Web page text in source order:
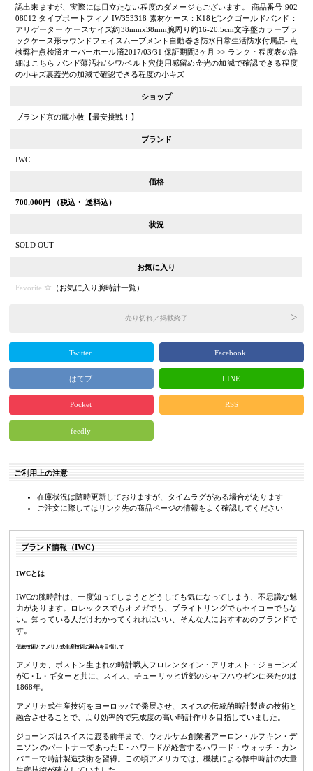
認出来ますが、実際には目立たない程度のダメージもございます。 商品番号 902
08012 タイプポートフィノ IW353318 素材ケース：K18ピンクゴールドバンド：
アリゲーター ケースサイズ約38mmx38mm腕周り約16-20.5cm文字盤カラーブラ
ックケース形ラウンドフェイスムーブメント自動巻き防水日常生活防水付属品- 点
検弊社点検済オーバーホール済2017/03/31 保証期間3ヶ月 >> ランク・程度表の詳
細はこちら バンド薄汚れ/シワ/ベルト穴使用感留め金光の加減で確認できる程度
の小キズ裏蓋光の加減で確認できる程度の小キズ
ショップ
ブランド京の蔵小牧【最安挑戦！】
ブランド
IWC
価格
700,000 円 （税込・ 送料込）
状況
SOLD OUT
お気に入り
Favorite （お気に入り腕時計一覧）
売り切れ／掲載終了
Twitter Facebook
はてブ LINE
Pocket RSS
feedly
ご利用上の注意
在庫状況は随時更新しておりますが、タイムラグがある場合があります
ご注文に際してはリンク先の商品ページの情報をよく確認してください
ブランド情報（IWC）
IWCとは
IWCの腕時計は、一度知ってしまうとどうしても気になってしまう、不思議な魅
力があります。ロレックスでもオメガでも、ブライトリングでもセイコーでもな
い。知っている人だけわかってくれればいい、そんな人におすすめのブランドで
す。
伝統技術とアメリカ式生産技術の融合を目指して
アメリカ、ボストン生まれの時計職人フロレンタイン・アリオスト・ジョーンズ
がC・L・ギターと共に、スイス、チューリッヒ近郊のシャフハウゼンに来たのは
1868年。
アメリカ式生産技術をヨーロッパで発展させ、スイスの伝統的時計製造の技術と
融合させることで、より効率的で完成度の高い時計作りを目指していました。
ジョーンズはスイスに渡る前年まで、ウオルサム創業者アーロン・ルフキン・デ
ニソンのパートナーであったE・ハワードが経営するハワード・ウォッチ・カン
パニーで時計製造技術を習得。この頃アメリカでは、機械による懐中時計の大量